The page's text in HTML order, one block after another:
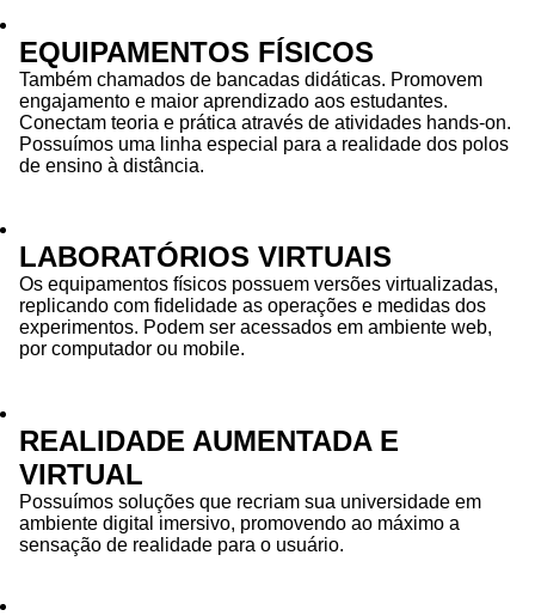
EQUIPAMENTOS FÍSICOS
Também chamados de bancadas didáticas. Promovem
engajamento e maior aprendizado aos estudantes.
Conectam teoria e prática através de atividades hands-on.
Possuímos uma linha especial para a realidade dos polos
de ensino à distância.
LABORATÓRIOS VIRTUAIS
Os equipamentos físicos possuem versões virtualizadas,
replicando com fidelidade as operações e medidas dos
experimentos. Podem ser acessados em ambiente web,
por computador ou mobile.
REALIDADE AUMENTADA E
VIRTUAL
Possuímos soluções que recriam sua universidade em
ambiente digital imersivo, promovendo ao máximo a
sensação de realidade para o usuário.